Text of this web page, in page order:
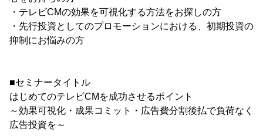
・テレビCMの効果を可視化する方法をお探しの方
・先行投資としてのプロモーションにおける、初期投資の
抑制にお悩みの方
■セミナータイトル
はじめてのテレビCMを成功させるポイント
～効果可視化・成果コミット・広告費分割後払で負荷なく
広告投資を～